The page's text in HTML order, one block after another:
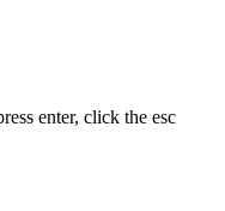
enter, click the esc